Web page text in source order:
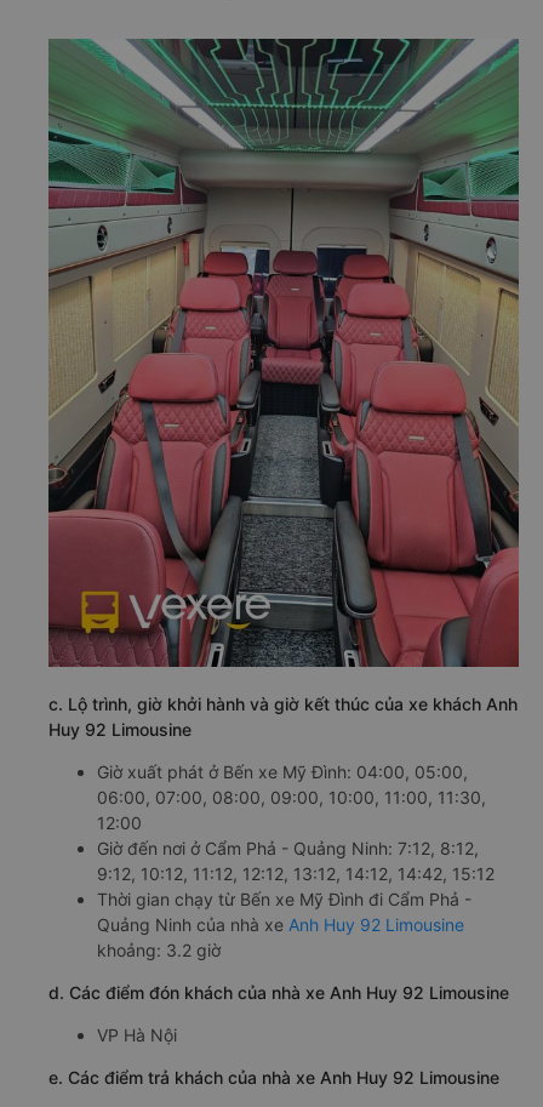
c. Lộ trình, giờ khởi hành và giờ kết thúc của xe khách Anh
Huy 92 Limousine
Giờ xuất phát ở Bến xe Mỹ Đình: 04:00, 05:00,
06:00, 07:00, 08:00, 09:00, 10:00, 11:00, 11:30,
12:00
Giờ đến nơi ở Cẩm Phả - Quảng Ninh: 7:12, 8:12,
9:12, 10:12, 11:12, 12:12, 13:12, 14:12, 14:42, 15:12
Thời gian chạy từ Bến xe Mỹ Đình đi Cẩm Phả -
Quảng Ninh của nhà xe Anh Huy 92 Limousine
khoảng: 3.2 giờ
d. Các điểm đón khách của nhà xe Anh Huy 92 Limousine
VP Hà Nội
e. Các điểm trả khách của nhà xe Anh Huy 92 Limousine